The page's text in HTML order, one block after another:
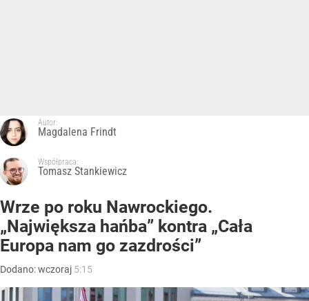
Autor:
Magdalena Frindt
Współpraca:
Tomasz Stankiewicz
Wrze po roku Nawrockiego.
„Największa hańba” kontra „Cała
Europa nam go zazdrości”
Dodano:wczoraj 5:15